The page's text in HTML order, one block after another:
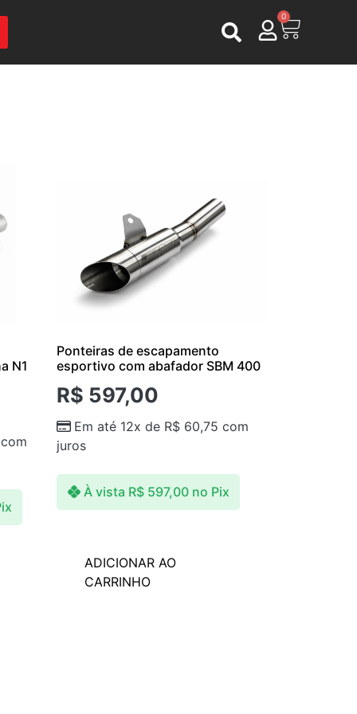
0
N1
com
Ponteiras de escapamento
esportivo com abafador SBM 400
R$ 597,00
Em até 12x de R$ 60,75 com
juros
À vista R$597,00 no Pix
ADICIONAR AO
CARRINHO